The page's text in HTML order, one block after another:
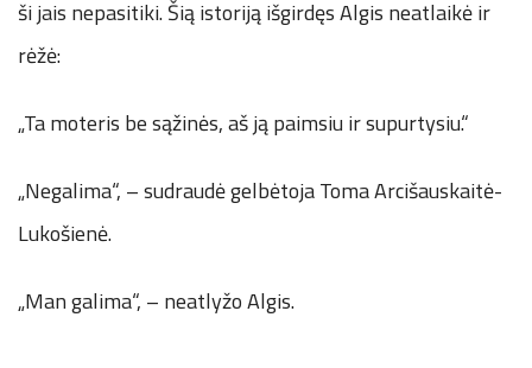
ši jais nepasitiki. Šią istoriją išgirdęs Algis neatlaikė ir
rėžė:
„Ta moteris be sąžinės, aš ją paimsiu ir supurtysiu.“
„Negalima“, – sudraudė gelbėtoja Toma Arcišauskaitė-
Lukošienė.
„Man galima“, – neatlyžo Algis.